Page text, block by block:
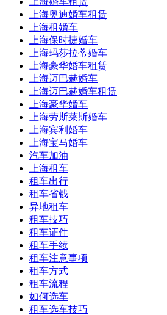
上海奥迪婚车租赁
上海租婚车
上海保时捷婚车
上海玛莎拉蒂婚车
上海豪华婚车租赁
上海迈巴赫婚车
上海迈巴赫婚车租赁
上海豪华婚车
上海劳斯莱斯婚车
上海宾利婚车
上海宝马婚车
汽车加油
上海租车
租车出行
租车省钱
异地租车
租车技巧
租车证件
租车手续
租车注意事项
租车方式
租车流程
如何选车
租车选车技巧